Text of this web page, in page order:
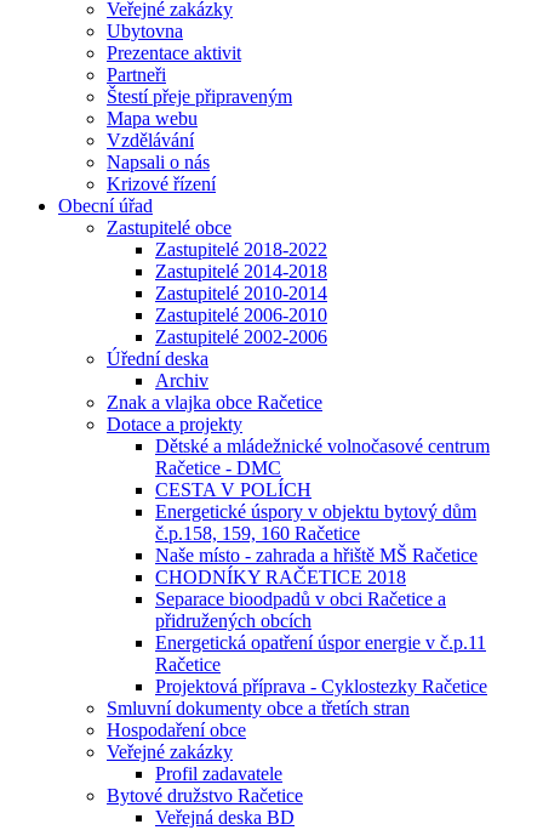
Veřejné zakázky
Ubytovna
Prezentace aktivit
Partneři
Štestí přeje připraveným
Mapa webu
Vzdělávání
Napsali o nás
Krizové řízení
Obecní úřad
Zastupitelé obce
Zastupitelé 2018-2022
Zastupitelé 2014-2018
Zastupitelé 2010-2014
Zastupitelé 2006-2010
Zastupitelé 2002-2006
Úřední deska
Archiv
Znak a vlajka obce Račetice
Dotace a projekty
Dětské a mládežnické volnočasové centrum
Račetice - DMC
CESTA V POLÍCH
Energetické úspory v objektu bytový dům
č.p.158, 159, 160 Račetice
Naše místo - zahrada a hřiště MŠ Račetice
CHODNÍKY RAČETICE 2018
Separace bioodpadů v obci Račetice a
přidružených obcích
Energetická opatření úspor energie v č.p.11
Račetice
Projektová příprava - Cyklostezky Račetice
Smluvní dokumenty obce a třetích stran
Hospodaření obce
Veřejné zakázky
Profil zadavatele
Bytové družstvo Račetice
Veřejná deska BD